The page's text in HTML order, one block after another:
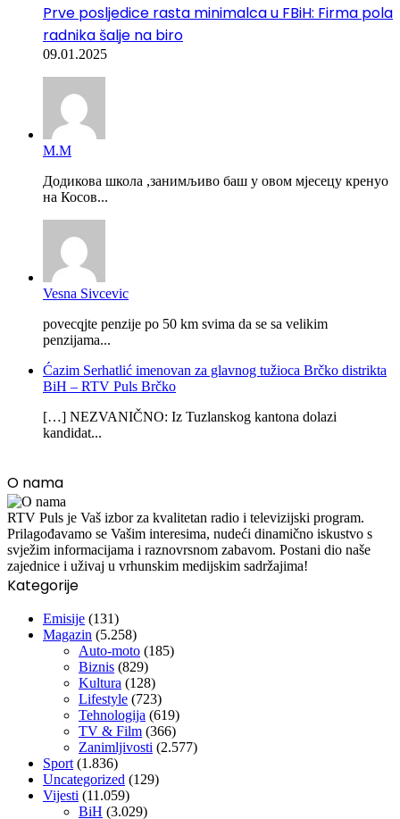
Prve posljedice rasta minimalca u FBiH: Firma pola
radnika šalje na biro
09.01.2025
М.М
Додикова школа ,занимљиво баш у овом мјесецу кренуо
на Косов...
Vesna Sivcevic
povecqjte penzije po 50 km svima da se sa velikim
penzijama...
Ćazim Serhatlić imenovan za glavnog tužioca Brčko distrikta
BiH – RTV Puls Brčko
[…] NEZVANIČNO: Iz Tuzlanskog kantona dolazi
kandidat...
O nama
RTV Puls je Vaš izbor za kvalitetan radio i televizijski program.
Prilagođavamo se Vašim interesima, nudeći dinamično iskustvo s
svježim informacijama i raznovrsnom zabavom. Postani dio naše
zajednice i uživaj u vrhunskim medijskim sadržajima!
Kategorije
Emisije (131)
Magazin (5.258)
Auto-moto (185)
Biznis (829)
Kultura (128)
Lifestyle (723)
Tehnologija (619)
TV & Film (366)
Zanimljivosti (2.577)
Sport (1.836)
Uncategorized (129)
Vijesti (11.059)
BiH (3.029)